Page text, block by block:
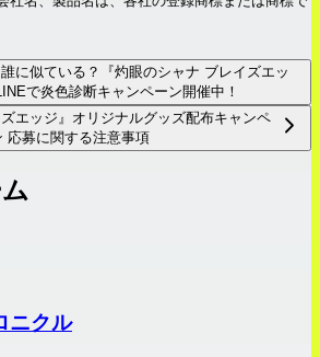
に似ている？『灼眼のシャナ ブレイズエッ
で炎色診断キャンペーン開催中！
エッジ』オリジナルグッズ配布キャンペ
応募に関する注意事項
ニクル